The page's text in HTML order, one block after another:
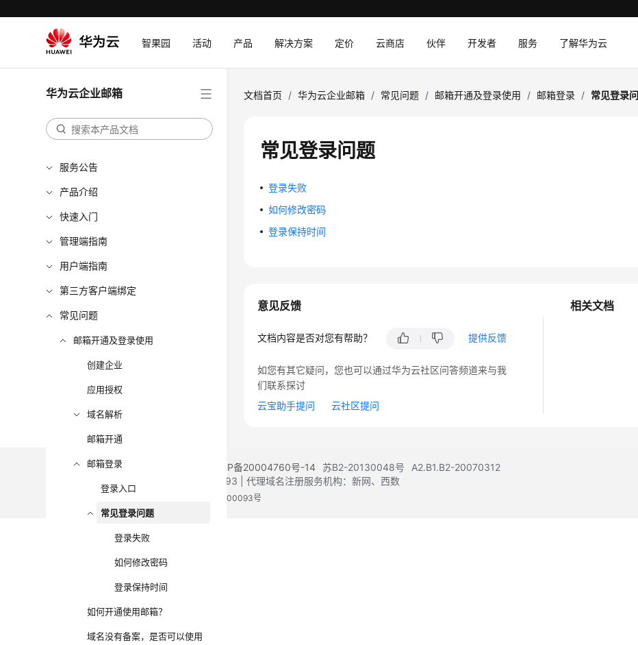
智果园 活动 产品 解决方案 定价 云商店 伙伴 开发者 服务 了解华为云
华为云企业邮箱
服务公告
产品介绍
快速入门
管理端指南
用户端指南
第三方客户端绑定
常见问题
邮箱开通及登录使用
创建企业
应用授权
域名解析
邮箱开通
邮箱登录
登录入口
常见登录问题
登录失败
如何修改密码
登录保持时间
如何开通使用邮箱？
域名没有备案，是否可以使用
文档首页 / 华为云企业邮箱 / 常见问题 / 邮箱开通及登录使用 / 邮箱登录 / 常见登录
常见登录问题
登录失败
如何修改密码
登录保持时间
相关文档
意见反馈
文档内容是否对您有帮助？ 提供反馈
如您有其它疑问，您也可以通过华为云社区问答频道来与我
们联系探讨
云宝助手提问
云社区提问
©2026 Huaweicloud.com 版权所有 黔ICP备20004760号-14 苏B2-20130048号
A2.B1.B2-20070312
增值电信业务经营许可证：B1.B2-20200593 | 代理域名注册服务机构：新网、西数
贵公网安备 52990002000093号